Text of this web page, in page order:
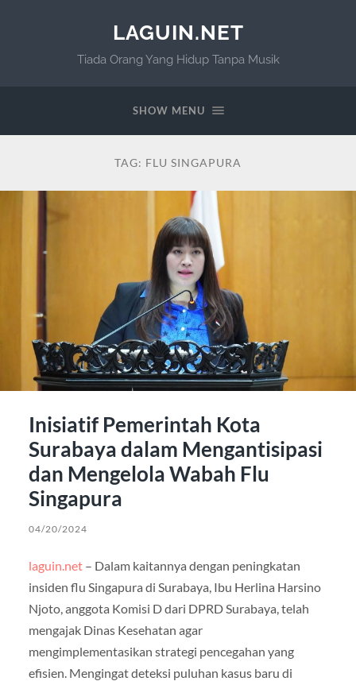
LAGUIN.NET
Tiada Orang Yang Hidup Tanpa Musik
SHOW MENU
TAG: FLU SINGAPURA
Inisiatif Pemerintah Kota
Surabaya dalam Mengantisipasi
dan Mengelola Wabah Flu
Singapura
04/20/2024
laguin.net– Dalam kaitannya dengan peningkatan
insiden flu Singapura di Surabaya, Ibu Herlina Harsino
Njoto, anggota Komisi D dari DPRD Surabaya, telah
mengajak Dinas Kesehatan agar
mengimplementasikan strategi pencegahan yang
efisien. Mengingat deteksi puluhan kasus baru di